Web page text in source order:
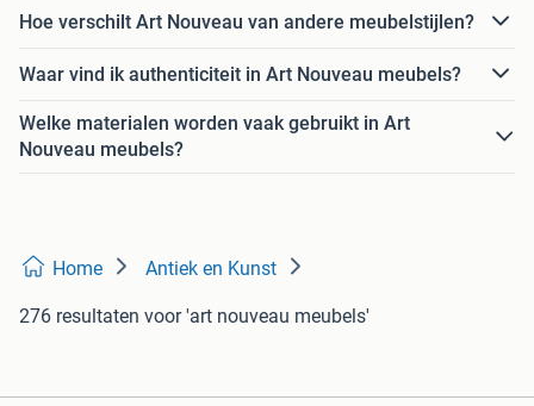
Hoe verschilt Art Nouveau van andere meubelstijlen?
Waar vind ik authenticiteit in Art Nouveau meubels?
Welke materialen worden vaak gebruikt in Art
Nouveau meubels?
Home Antiek en Kunst
276 resultaten voor 'art nouveau meubels'